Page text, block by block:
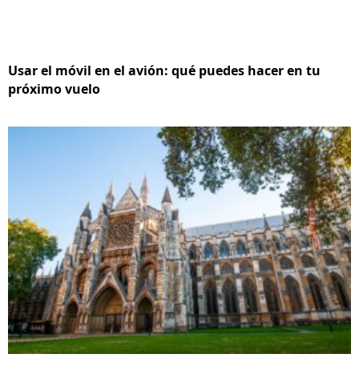
Usar el móvil en el avión: qué puedes hacer en tu
próximo vuelo